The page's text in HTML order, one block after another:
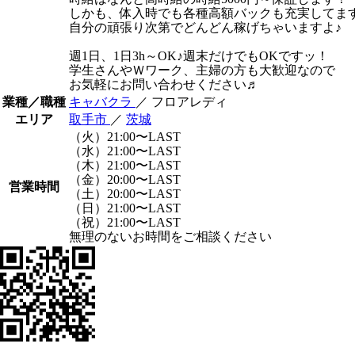
しかも、体入時でも各種高額バックも充実して
自分の頑張り次第でどんどん稼げちゃいますよ♪
週1日、1日3h～OK♪週末だけでもOKですッ！
学生さんやＷワーク、主婦の方も大歓迎なので
お気軽にお問い合わせください♬
業種／職種 キャバクラ ／ フロアレディ
エリア
取手市 ／ 茨城
営業時間
（火）21:00〜LAST
（水）21:00〜LAST
（木）21:00〜LAST
（金）20:00〜LAST
（土）20:00〜LAST
（日）21:00〜LAST
（祝）21:00〜LAST
無理のないお時間をご相談ください